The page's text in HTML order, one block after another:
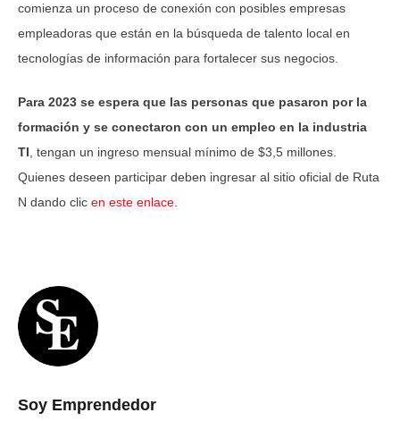
comienza un proceso de conexión con posibles empresas
empleadoras que están en la búsqueda de talento local en
tecnologías de información para fortalecer sus negocios.
Para 2023 se espera que las personas que pasaron por la
formación y se conectaron con un empleo en la industria
TI, tengan un ingreso mensual mínimo de $3,5 millones.
Quienes deseen participar deben ingresar al sitio oficial de Ruta
N dando clic en este enlace.
Soy Emprendedor